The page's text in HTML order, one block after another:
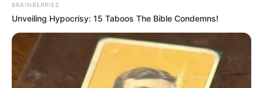
BRAINBERRIES
Unveiling Hypocrisy: 15 Taboos The Bible Condemns!